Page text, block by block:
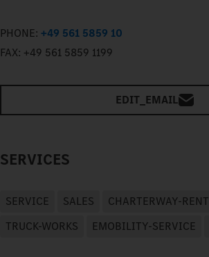
PHONE: +49 561 5859 10
FAX: +49 561 5859 1199
EDIT_EMAIL
SERVICES
SERVICE SALES CHARTERWAY-RENT
TRUCK-WORKS
EMOBILITY-SERVICE